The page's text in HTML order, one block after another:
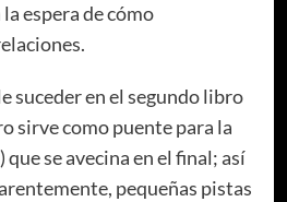
espera de cómo
suceder en el segundo libro
sirve como puente para la
que se avecina en el final; así
pequeñas pistas